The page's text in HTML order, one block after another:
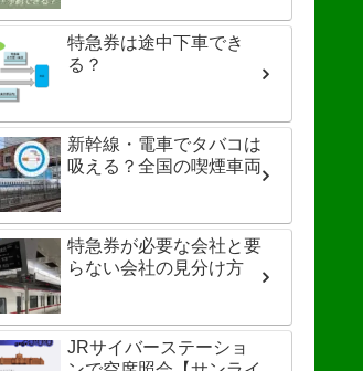
特急券は途中下車でき
る？
新幹線・電車でタバコは
吸える？全国の喫煙車両
特急券が必要な会社と要
らない会社の見分け方
JRサイバーステーショ